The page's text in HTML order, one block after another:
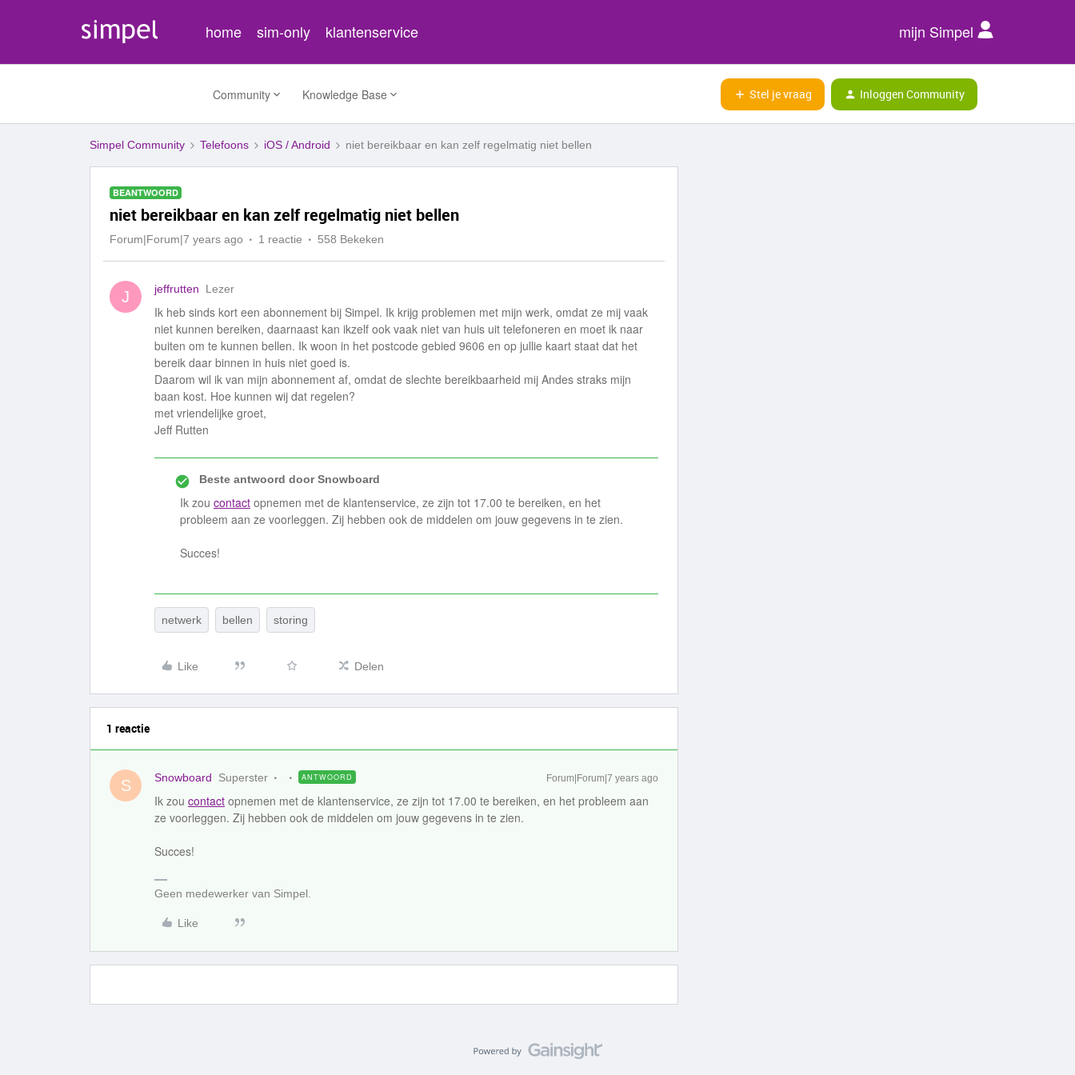
home sim-only klantenservice mijn Simpel
Community Knowledge Base Stel je vraag Inloggen Community
Simpel Community Telefoons iOS / Android niet bereikbaar en kan zelf regelmatig niet bellen
BEANTWOORD
niet bereikbaar en kan zelf regelmatig niet bellen
Forum|Forum|7 years ago 1 reactie 558 Bekeken
J jeffrutten Lezer
Ik heb sinds kort een abonnement bij Simpel. Ik krijg problemen met mijn werk, omdat ze mij vaak
niet kunnen bereiken, daarnaast kan ikzelf ook vaak niet van huis uit telefoneren en moet ik naar
buiten om te kunnen bellen. Ik woon in het postcode gebied 9606 en op jullie kaart staat dat het
bereik daar binnen in huis niet goed is.
Daarom wil ik van mijn abonnement af, omdat de slechte bereikbaarheid mij Andes straks mijn
baan kost. Hoe kunnen wij dat regelen?
met vriendelijke groet,
Jeff Rutten
Beste antwoord doorSnowboard
Ik zou contact opnemen met de klantenservice, ze zijn tot 17.00 te bereiken, en het
probleem aan ze voorleggen. Zij hebben ook de middelen om jouw gegevens in te zien.
Succes!
netwerk bellen storing
Like Delen
1 reactie
S Snowboard Superster ANTWOORD Forum|Forum|7 years ago
Ik zou contact opnemen met de klantenservice, ze zijn tot 17.00 te bereiken, en het probleem aan
ze voorleggen. Zij hebben ook de middelen om jouw gegevens in te zien.
Succes!
Geen medewerker van Simpel.
Like